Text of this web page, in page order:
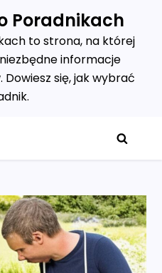
Poradnikach
to strona, na której
informacje
się, jak wybrać